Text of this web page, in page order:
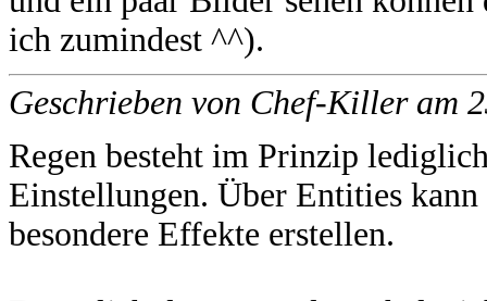
ich zumindest ^^).
Geschrieben von Chef-Killer am
Regen besteht im Prinzip
Einstellungen. Über Entities
besondere Effekte erstellen.